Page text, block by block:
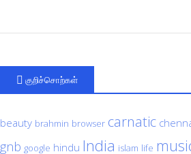
குறிச்சொற்கள்
beauty brahmin browser carnatic
gnb google hindu India islam life